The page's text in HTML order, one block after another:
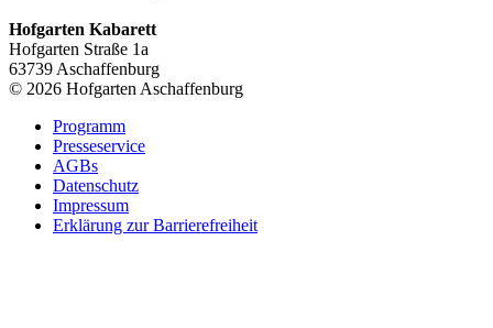
Hofgarten Kabarett
Hofgarten Straße 1a
63739 Aschaffenburg
© 2026 Hofgarten Aschaffenburg
Programm
Presseservice
AGBs
Datenschutz
Impressum
Erklärung zur Barrierefreiheit